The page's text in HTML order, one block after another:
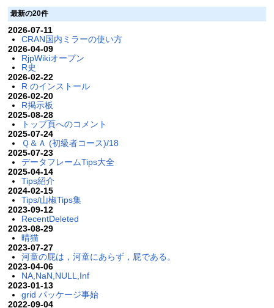
最新の20件
2026-07-11
CRAN国内ミラーの使い方
2026-04-09
RjpWikiオープン
R史
2026-02-22
R のインストール
2026-02-20
R掲示板
2025-08-28
トップ頁へのコメント
2025-07-24
Ｑ＆Ａ (初級者コース)/18
2025-07-23
データフレームTips大全
2025-04-14
Tips紹介
2024-02-15
Tips/山椒Tips集
2023-09-12
RecentDeleted
2023-08-29
晴猫
2023-07-27
河童の屁は，河童にあらず，屁である。
2023-04-06
NA,NaN,NULL,Inf
2023-01-13
grid パッケージ事始
2022-09-04